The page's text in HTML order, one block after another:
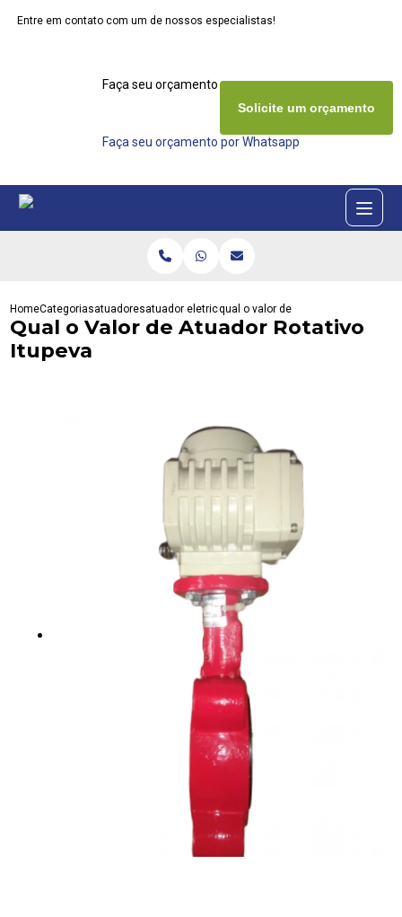
Entre em contato com um de nossos especialistas!
Faça seu orçamento agora mesmo
Faça seu orçamento por Whatsapp
Solicite um orçamento
HomeCategoriasatuadoresatuador eletrico rotativoqual o valor de atuador rotativo
Qual o Valor de Atuador Rotativo
Itupeva